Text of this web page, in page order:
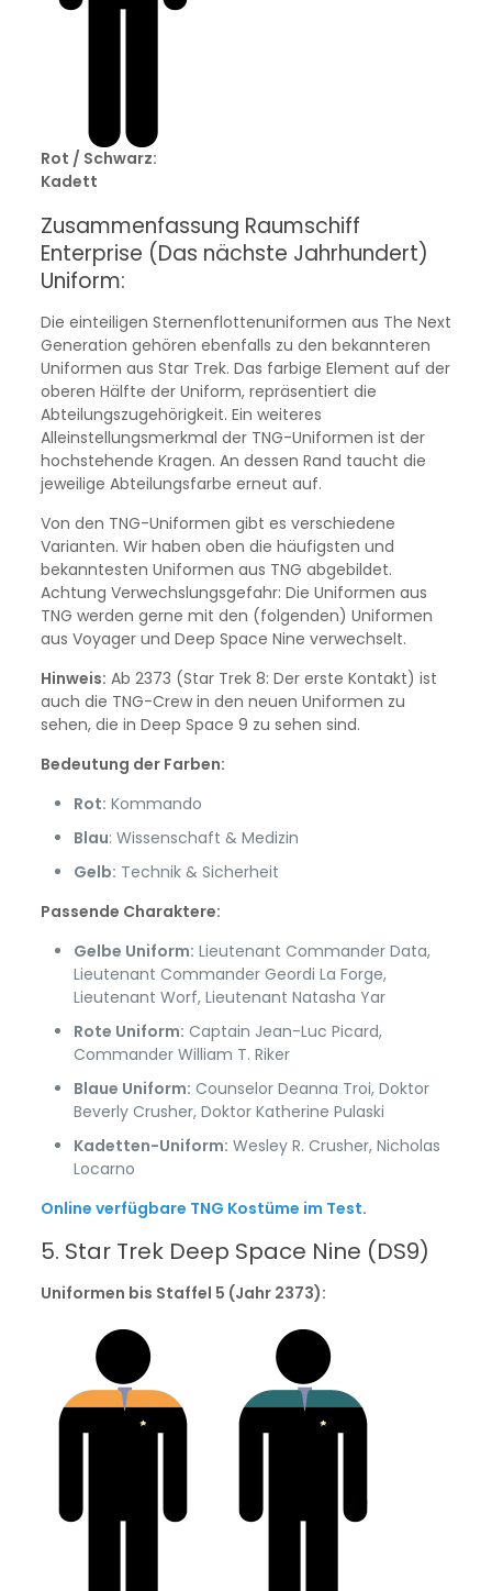
Rot / Schwarz:
Kadett
Zusammenfassung Raumschiff
Enterprise (Das nächste Jahrhundert)
Uniform:
Die einteiligen Sternenflottenuniformen aus The Next
Generation gehören ebenfalls zu den bekannteren
Uniformen aus Star Trek. Das farbige Element auf der
oberen Hälfte der Uniform, repräsentiert die
Abteilungszugehörigkeit. Ein weiteres
Alleinstellungsmerkmal der TNG-Uniformen ist der
hochstehende Kragen. An dessen Rand taucht die
jeweilige Abteilungsfarbe erneut auf.
Von den TNG-Uniformen gibt es verschiedene
Varianten. Wir haben oben die häufigsten und
bekanntesten Uniformen aus TNG abgebildet.
Achtung Verwechslungsgefahr: Die Uniformen aus
TNG werden gerne mit den (folgenden) Uniformen
aus Voyager und Deep Space Nine verwechselt.
Hinweis: Ab 2373 (Star Trek 8: Der erste Kontakt) ist
auch die TNG-Crew in den neuen Uniformen zu
sehen, die in Deep Space 9 zu sehen sind.
Bedeutung der Farben:
Rot: Kommando
Blau: Wissenschaft & Medizin
Gelb: Technik & Sicherheit
Passende Charaktere:
Gelbe Uniform: Lieutenant Commander Data,
Lieutenant Commander Geordi La Forge,
Lieutenant Worf, Lieutenant Natasha Yar
Rote Uniform: Captain Jean-Luc Picard,
Commander William T. Riker
Blaue Uniform: Counselor Deanna Troi, Doktor
Beverly Crusher, Doktor Katherine Pulaski
Kadetten-Uniform: Wesley R. Crusher, Nicholas
Locarno
Online verfügbare TNG Kostüme im Test.
5. Star Trek Deep Space Nine (DS9)
Uniformen bis Staffel 5 (Jahr 2373):